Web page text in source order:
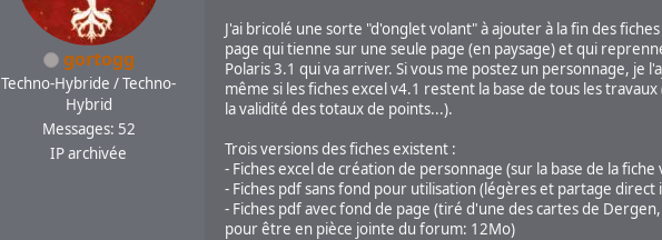
gortogg
Techno-Hybride / Techno-
Hybrid
Messages: 52
IP archivée
J'ai bricolé une sorte "d'onglet volant" à ajouter à la fin des
page qui tienne sur une seule page (en paysage) et qui
Polaris 3.1 qui va arriver. Si vous me postez un personnage, je
même si les fiches excel v4.1 restent la base de tous les
la validité des totaux de points...).
Trois versions des fiches existent :
- Fiches excel de création de personnage (sur la base de la fiche
- Fiches pdf sans fond pour utilisation (légères et partage direct
- Fiches pdf avec fond de page (tiré d'une des cartes de
pour être en pièce jointe du forum: 12Mo)